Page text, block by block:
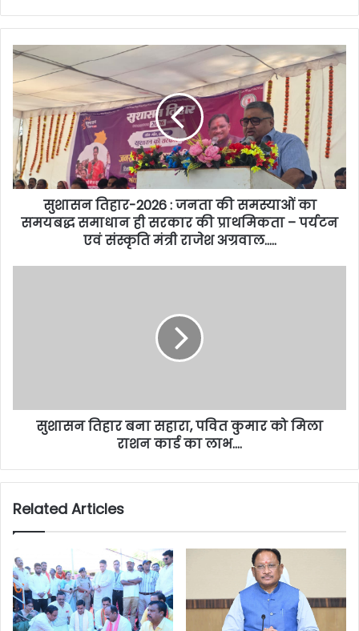
सुशासन तिहार-2026 : जनता की समस्याओं का
समयबद्ध समाधान ही सरकार की प्राथमिकता – पर्यटन
एवं संस्कृति मंत्री राजेश अग्रवाल…..
सुशासन तिहार बना सहारा, पवित कुमार को मिला
राशन कार्ड का लाभ….
Related Articles